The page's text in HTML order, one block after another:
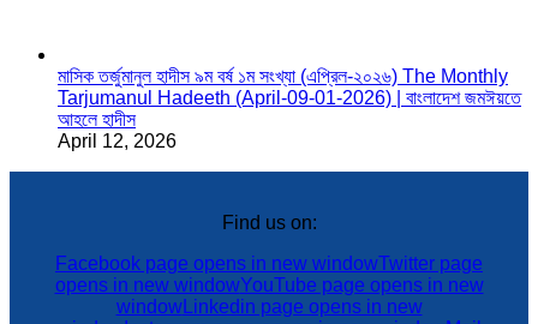
মাসিক তর্জুমানুল হাদীস ৯ম বর্ষ ১ম সংখ্যা (এপ্রিল-২০২৬) The Monthly
Tarjumanul Hadeeth (April-09-01-2026) | বাংলাদেশ জমঈয়তে
আহলে হাদীস
April 12, 2026
Find us on:
Facebook page opens in new windowTwitter page
opens in new windowYouTube page opens in new
windowLinkedin page opens in new